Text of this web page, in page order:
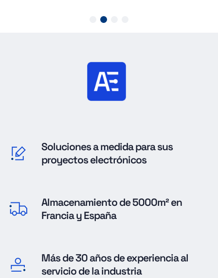
Soluciones a medida para sus
proyectos electrónicos
Almacenamiento de 5000m² en
Francia y España
Más de 30 años de experiencia al
servicio de la industria